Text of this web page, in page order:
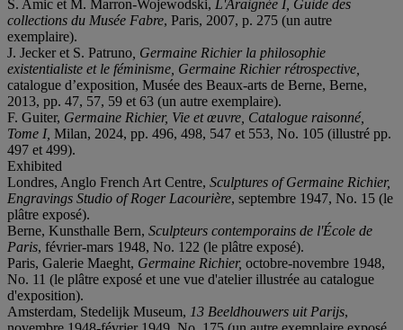
S. Amic et M. Marron-Wojewodski, L'Araignée I, Guide des
collections du Musée Fabre, Paris, 2007, p. 275 (un autre
exemplaire).
J. Jecker et S. Patruno , Germaine Richier la philosophie
existentialiste et le féminisme, Germaine Richier rétrospective,
catalogue d’exposition, Musée des Beaux-arts de Berne, Berne,
2013, pp. 47, 57, 59 et 63 (un autre exemplaire).
F. Guiter, Germaine Richier, Vie et œuvre, Catalogue raisonné,
Tome I, Milan, 2024, pp. 496, 498, 547 et 553, No. 105 (illustré pp.
497 et 499).
Exhibited
Londres, Anglo French Art Centre, Sculptures of Germaine Richier,
Engravings Studio of Roger Lacourière, septembre 1947, No. 15 (le
plâtre exposé).
Berne, Kunsthalle Bern, Sculpteurs contemporains de l'École de
Paris, février-mars 1948, No. 122 (le plâtre exposé).
Paris, Galerie Maeght, Germaine Richier, octobre-novembre 1948,
No. 11 (le plâtre exposé et une vue d'atelier illustrée au catalogue
d'exposition).
Amsterdam, Stedelijk Museum, 13 Beeldhouwers uit Parijs,